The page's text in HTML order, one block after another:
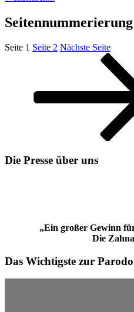
Seite 1 Seite 2 Nächste Seite
Die Presse über uns
„Ein großer Gewinn
Die
Das Wichtigste zur